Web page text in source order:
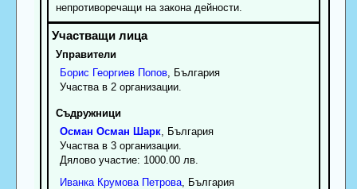
непротиворечащи на закона дейности.
Управители
Борис Георгиев Попов, България
Участва в 2 организации.
Съдружници
Осман Осман Шарк, България
Участва в 3 организации.
Дялово участие: 1000.00 лв.
Иванка Крумова Петрова, България